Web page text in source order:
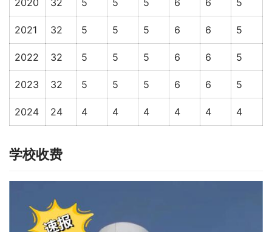
2021 32 5 5 5 6 6 5
2022 32 5 5 5 6 6 5
2023 32 5 5 5 6 6 5
2024 24 4 4 4 4 4 4
学校收费